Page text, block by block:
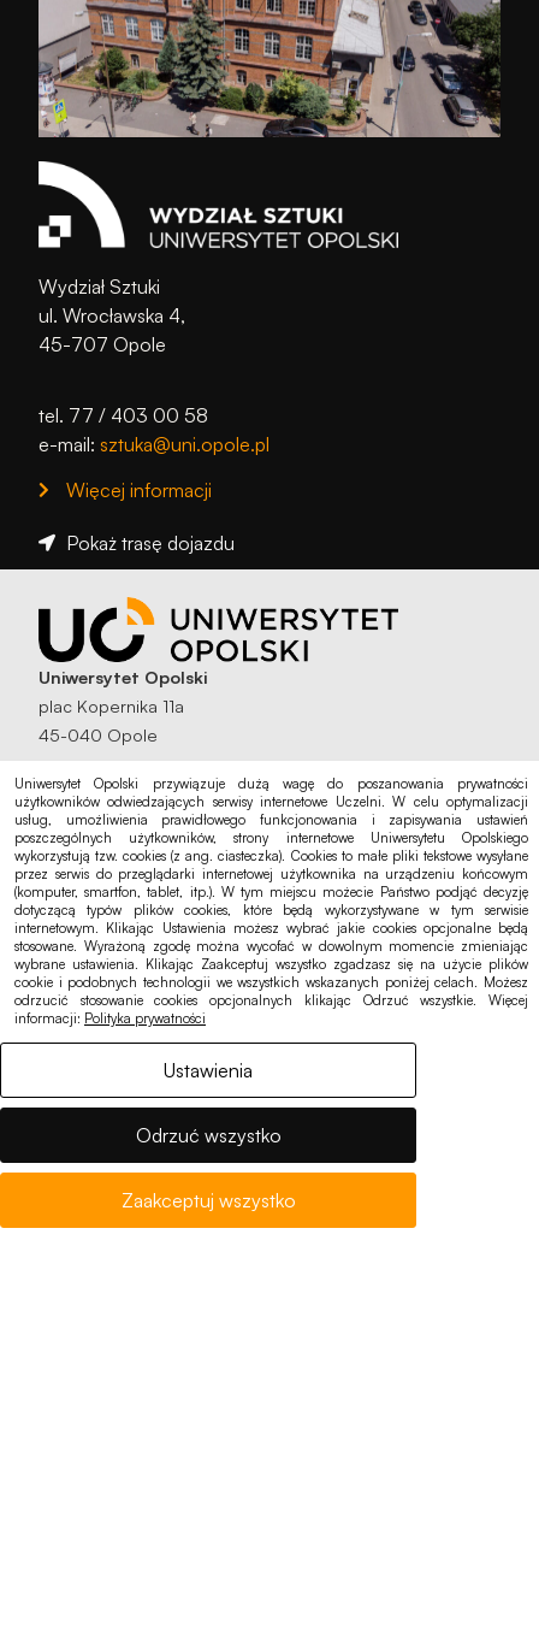
Wydział Sztuki
ul. Wrocławska 4,
45-707 Opole
tel. 77 / 403 00 58
e-mail: sztuka@uni.opole.pl
Więcej informacji
Pokaż trasę dojazdu
Uniwersytet Opolski
plac Kopernika 11a
45-040 Opole
NIP: 754-000-71-79
Regon: 000001382
Infolinia Uniwersytetu Opolskiego:
tel.: +48 77 452 70 02
Rektorat:
rektorat@uni.opole.pl
Biuro Kanclerza:
Biuro Spraw Studenckich:
bss@uni.opole.pl
Uniwersytet Opolski przywiązuje dużą wagę do poszanowania prywatności
użytkowników odwiedzających serwisy internetowe Uczelni. W celu optymalizacji
usług, umożliwienia prawidłowego funkcjonowania i zapisywania ustawień
poszczególnych użytkowników, strony internetowe Uniwersytetu Opolskiego
wykorzystują tzw. cookies (z ang. ciasteczka). Cookies to małe pliki tekstowe wysyłane
przez serwis do przeglądarki internetowej użytkownika na urządzeniu końcowym
(komputer, smartfon, tablet, itp.). W tym miejscu możecie Państwo podjąć decyzję
dotyczącą typów plików cookies, które będą wykorzystywane w tym serwisie
internetowym. Klikając Ustawienia możesz wybrać jakie cookies opcjonalne będą
stosowane. Wyrażoną zgodę można wycofać w dowolnym momencie zmieniając
wybrane ustawienia. Klikając Zaakceptuj wszystko zgadzasz się na użycie plików
cookie i podobnych technologii we wszystkich wskazanych poniżej celach. Możesz
odrzucić stosowanie cookies opcjonalnych klikając Odrzuć wszystkie. Więcej
informacji: Polityka prywatności
Ustawienia
Odrzuć wszystko
Zaakceptuj wszystko